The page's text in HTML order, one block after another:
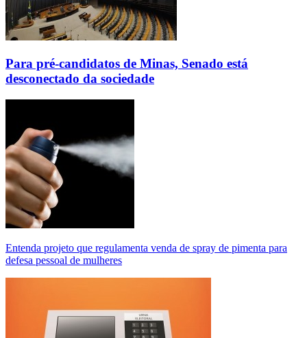
Para pré-candidatos de Minas, Senado está
desconectado da sociedade
Entenda projeto que regulamenta venda de spray de pimenta para
defesa pessoal de mulheres